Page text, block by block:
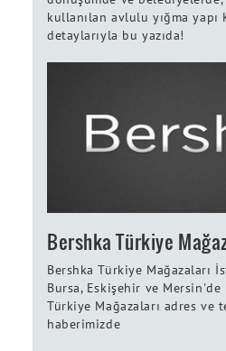
kullanılan avlulu yığma yapı
detaylarıyla bu yazıda!
Bershka Türkiye
Bershka Türkiye Mağazaları
Bursa, Eskişehir ve
Türkiye Mağazaları adres ve
haberimizde